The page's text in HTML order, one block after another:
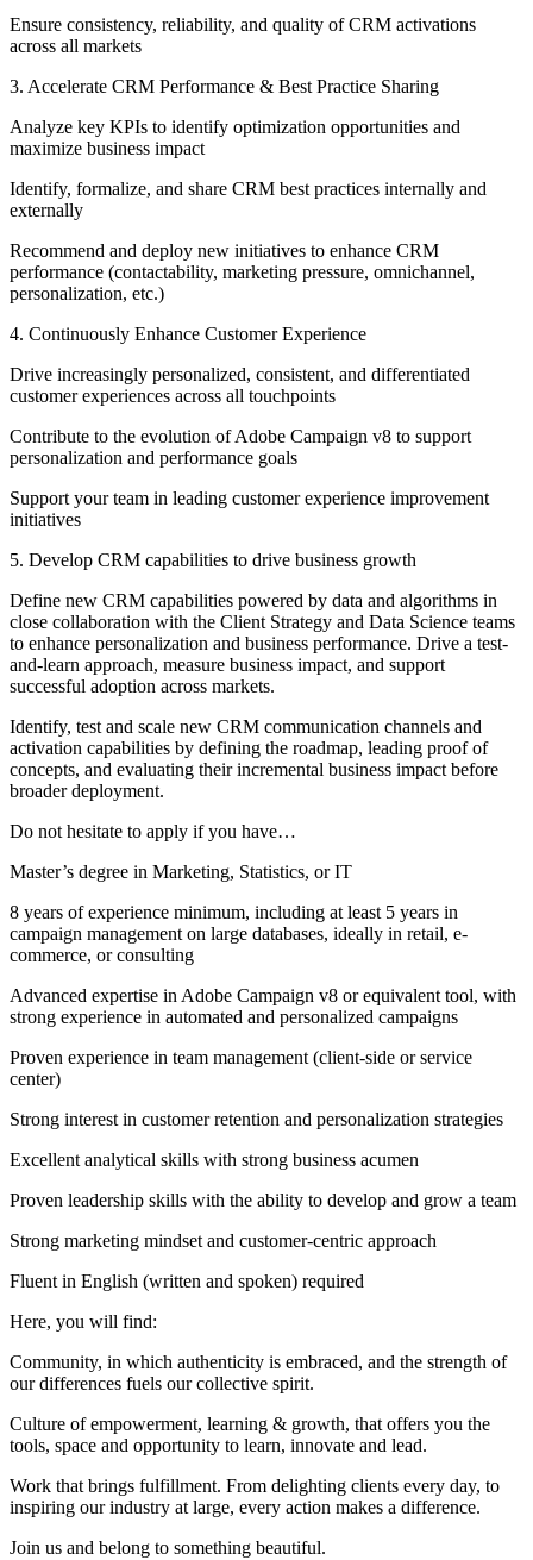
Ensure consistency, reliability, and quality of CRM activations
across all markets
3. Accelerate CRM Performance & Best Practice Sharing
Analyze key KPIs to identify optimization opportunities and
maximize business impact
Identify, formalize, and share CRM best practices internally and
externally
Recommend and deploy new initiatives to enhance CRM
performance (contactability, marketing pressure, omnichannel,
personalization, etc.)
4. Continuously Enhance Customer Experience
Drive increasingly personalized, consistent, and differentiated
customer experiences across all touchpoints
Contribute to the evolution of Adobe Campaign v8 to support
personalization and performance goals
Support your team in leading customer experience improvement
initiatives
5. Develop CRM capabilities to drive business growth
Define new CRM capabilities powered by data and algorithms in
close collaboration with the Client Strategy and Data Science teams
to enhance personalization and business performance. Drive a test-
and-learn approach, measure business impact, and support
successful adoption across markets.
Identify, test and scale new CRM communication channels and
activation capabilities by defining the roadmap, leading proof of
concepts, and evaluating their incremental business impact before
broader deployment.
Do not hesitate to apply if you have…
Master’s degree in Marketing, Statistics, or IT
8 years of experience minimum, including at least 5 years in
campaign management on large databases, ideally in retail, e-
commerce, or consulting
Advanced expertise in Adobe Campaign v8 or equivalent tool, with
strong experience in automated and personalized campaigns
Proven experience in team management (client-side or service
center)
Strong interest in customer retention and personalization strategies
Excellent analytical skills with strong business acumen
Proven leadership skills with the ability to develop and grow a team
Strong marketing mindset and customer-centric approach
Fluent in English (written and spoken) required
Here, you will find:
Community, in which authenticity is embraced, and the strength of
our differences fuels our collective spirit.
Culture of empowerment, learning & growth, that offers you the
tools, space and opportunity to learn, innovate and lead.
Work that brings fulfillment. From delighting clients every day, to
inspiring our industry at large, every action makes a difference.
Join us and belong to something beautiful.